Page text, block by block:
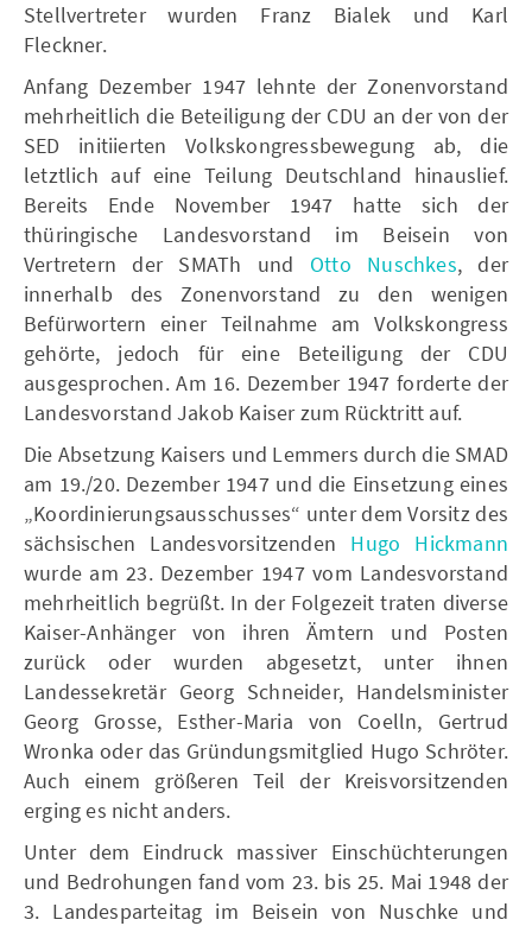
Stellvertreter wurden Franz Bialek und Karl
Fleckner.
Anfang Dezember 1947 lehnte der Zonenvorstand
mehrheitlich die Beteiligung der CDU an der von der
SED initiierten Volkskongressbewegung ab, die
letztlich auf eine Teilung Deutschland hinauslief.
Bereits Ende November 1947 hatte sich der
thüringische Landesvorstand im Beisein von
Vertretern der SMATh und Otto Nuschkes, der
innerhalb des Zonenvorstand zu den wenigen
Befürwortern einer Teilnahme am Volkskongress
gehörte, jedoch für eine Beteiligung der CDU
ausgesprochen. Am 16. Dezember 1947 forderte der
Landesvorstand Jakob Kaiser zum Rücktritt auf.
Die Absetzung Kaisers und Lemmers durch die SMAD
am 19./20. Dezember 1947 und die Einsetzung eines
„Koordinierungsausschusses“ unter dem Vorsitz des
sächsischen Landesvorsitzenden Hugo Hickmann
wurde am 23. Dezember 1947 vom Landesvorstand
mehrheitlich begrüßt. In der Folgezeit traten diverse
Kaiser-Anhänger von ihren Ämtern und Posten
zurück oder wurden abgesetzt, unter ihnen
Landessekretär Georg Schneider, Handelsminister
Georg Grosse, Esther-Maria von Coelln, Gertrud
Wronka oder das Gründungsmitglied Hugo Schröter.
Auch einem größeren Teil der Kreisvorsitzenden
erging es nicht anders.
Unter dem Eindruck massiver Einschüchterungen
und Bedrohungen fand vom 23. bis 25. Mai 1948 der
3. Landesparteitag im Beisein von Nuschke und